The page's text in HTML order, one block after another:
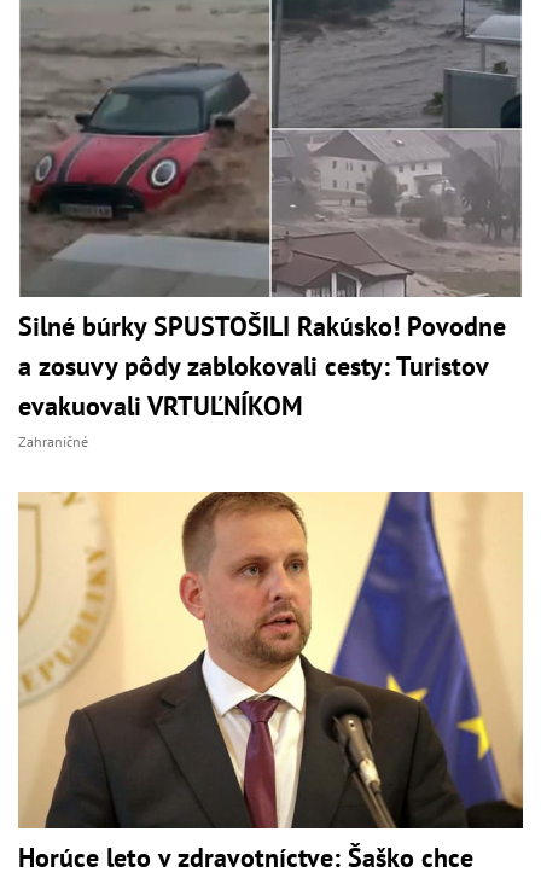
Silné búrky SPUSTOŠILI Rakúsko! Povodne
a zosuvy pôdy zablokovali cesty: Turistov
evakuovali VRTUĽNÍKOM
Zahraničné
Horúce leto v zdravotníctve: Šaško chce